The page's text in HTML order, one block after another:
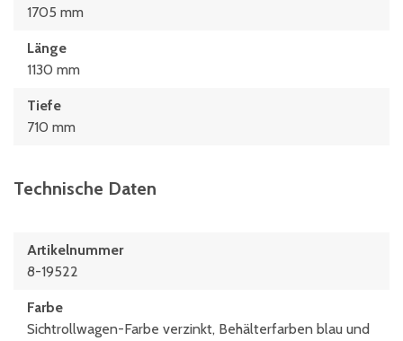
1705 mm
Länge
1130 mm
Tiefe
710 mm
Technische Daten
Artikelnummer
8-19522
Farbe
Sichtrollwagen-Farbe verzinkt, Behälterfarben blau und